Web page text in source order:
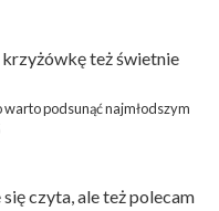
krzyżówkęteż świetnie
podsunąć najmłodszym
czyta, ale też polecam